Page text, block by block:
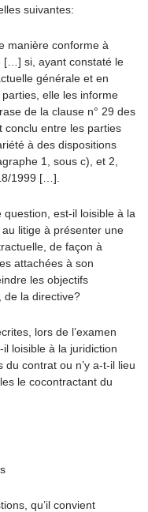
suivantes:
manière conforme à
[…] si, ayant constaté le
générale et en
elle les informe
de la clause n° 29 des
conclu entre les parties
à des dispositions
1, sous c), et 2,
1999 […].
est-il loisible à la
litige à présenter une
de façon à
attachées à son
les objectifs
de la directive?
lors de l’examen
loisible à la juridiction
du contrat ou n’y a-t-il lieu
le cocontractant du
qu’il convient